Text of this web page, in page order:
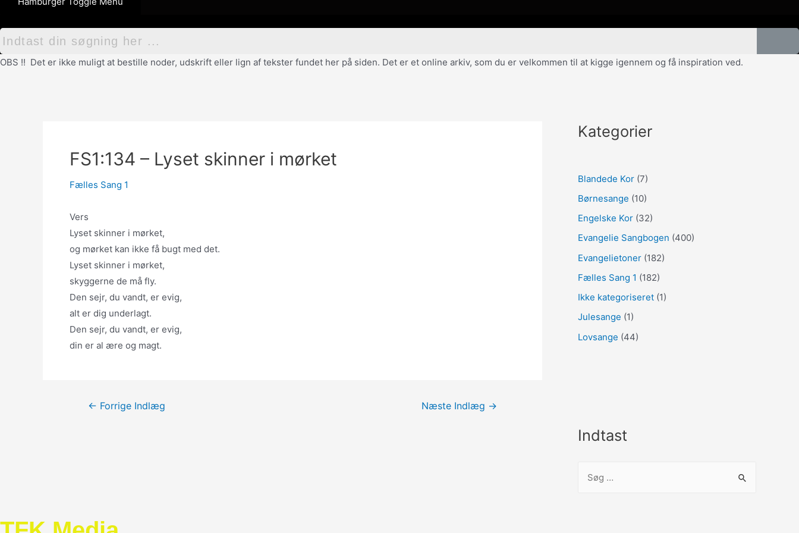
OBS !! Det er ikke muligt at bestille noder, udskrift eller lign af tekster fundet her på siden. Det er et online arkiv, som du er velkommen til at kigge igennem og få inspiration ved.
FS1:134 – Lyset skinner i mørket
Fælles Sang 1
Vers
Lyset skinner i mørket,
og mørket kan ikke få bugt med det.
Lyset skinner i mørket,
skyggerne de må fly.
Den sejr, du vandt, er evig,
alt er dig underlagt.
Den sejr, du vandt, er evig,
din er al ære og magt.
Indlægsnavigation
← Forrige Indlæg Næste Indlæg →
Kategorier
Blandede Kor (7)
Børnesange (10)
Engelske Kor (32)
Evangelie Sangbogen (400)
Evangelietoner (182)
Fælles Sang 1 (182)
Ikke kategoriseret (1)
Julesange (1)
Lovsange (44)
Indtast